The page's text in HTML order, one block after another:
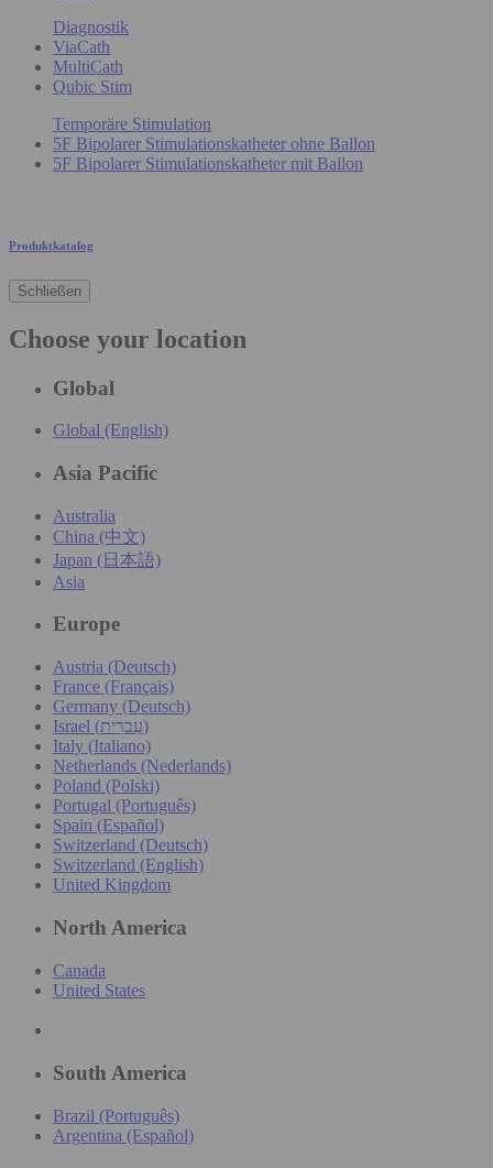
Diagnostik
ViaCath
MultiCath
Qubic Stim
Temporäre Stimulation
5F Bipolarer Stimulationskatheter ohne Ballon
5F Bipolarer Stimulationskatheter mit Ballon
Produktkatalog
Schließen
Choose your location
Global
Global (English)
Asia Pacific
Australia
China (中文)
Japan (日本語)
Asia
Europe
Austria (Deutsch)
France (Français)
Germany (Deutsch)
Israel (עִברִית)
Italy (Italiano)
Netherlands (Nederlands)
Poland (Polski)
Portugal (Português)
Spain (Español)
Switzerland (Deutsch)
Switzerland (English)
United Kingdom
North America
Canada
United States
South America
Brazil (Português)
Argentina (Español)